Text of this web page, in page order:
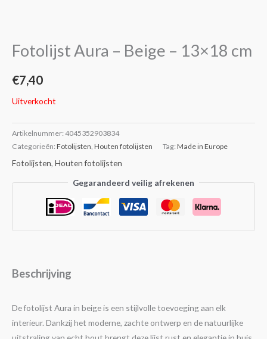
Fotolijst Aura – Beige – 13×18 cm
€7,40
Uitverkocht
Artikelnummer: 4045352903834
Categorieën: Fotolijsten, Houten fotolijsten Tag: Made in Europe
Fotolijsten, Houten fotolijsten
Gegarandeerd veilig afrekenen
Beschrijving
De fotolijst Aura in beige is een stijlvolle toevoeging aan elk
interieur. Dankzij het moderne, zachte ontwerp en de natuurlijke